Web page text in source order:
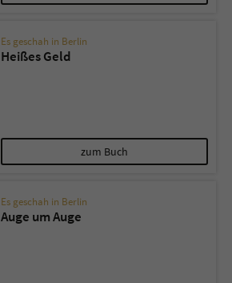
Es geschah in Berlin
Heißes Geld
zum Buch
Es geschah in Berlin
Auge um Auge